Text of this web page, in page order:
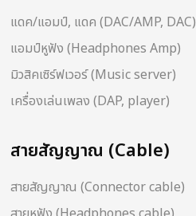
แดค/แอมป์, แดค (DAC/AMP, DAC)
แอมป์หูฟัง (Headphones Amp)
มิวสิคเซิร์ฟเวอร์ (Music server)
เครื่องเล่นเพลง (DAP, player)
สายสัญญาณ (Cable)
สายสัญญาณ (Connector cable)